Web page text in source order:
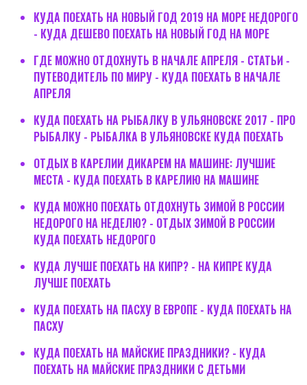
КУДА ПОЕХАТЬ НА НОВЫЙ ГОД 2019 НА МОРЕ НЕДОРОГО
- КУДА ДЕШЕВО ПОЕХАТЬ НА НОВЫЙ ГОД НА МОРЕ
ГДЕ МОЖНО ОТДОХНУТЬ В НАЧАЛЕ АПРЕЛЯ - СТАТЬИ -
ПУТЕВОДИТЕЛЬ ПО МИРУ - КУДА ПОЕХАТЬ В НАЧАЛЕ
АПРЕЛЯ
КУДА ПОЕХАТЬ НА РЫБАЛКУ В УЛЬЯНОВСКЕ 2017 - ПРО
РЫБАЛКУ - РЫБАЛКА В УЛЬЯНОВСКЕ КУДА ПОЕХАТЬ
ОТДЫХ В КАРЕЛИИ ДИКАРЕМ НА МАШИНЕ: ЛУЧШИЕ
МЕСТА - КУДА ПОЕХАТЬ В КАРЕЛИЮ НА МАШИНЕ
КУДА МОЖНО ПОЕХАТЬ ОТДОХНУТЬ ЗИМОЙ В РОССИИ
НЕДОРОГО НА НЕДЕЛЮ? - ОТДЫХ ЗИМОЙ В РОССИИ
КУДА ПОЕХАТЬ НЕДОРОГО
КУДА ЛУЧШЕ ПОЕХАТЬ НА КИПР? - НА КИПРЕ КУДА
ЛУЧШЕ ПОЕХАТЬ
КУДА ПОЕХАТЬ НА ПАСХУ В ЕВРОПЕ - КУДА ПОЕХАТЬ НА
ПАСХУ
КУДА ПОЕХАТЬ НА МАЙСКИЕ ПРАЗДНИКИ? - КУДА
ПОЕХАТЬ НА МАЙСКИЕ ПРАЗДНИКИ С ДЕТЬМИ